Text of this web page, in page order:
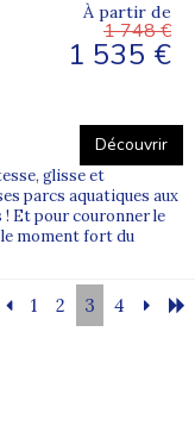
À partir de
1 748 €
1 535 €
Découvrir
glisse et
parcs aquatiques aux
Et pour couronner le
le moment fort du
1 2 3 4